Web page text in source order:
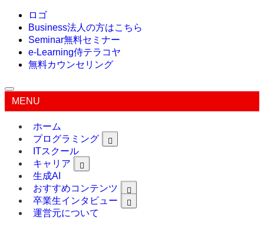
ロゴ
Business法人の方はこちら
Seminar無料セミナー
e-Learning侍テラコヤ
無料カウンセリング
MENU
ホーム
プログラミング
ITスクール
キャリア
生成AI
おすすめコンテンツ
卒業生インタビュー
運営元について